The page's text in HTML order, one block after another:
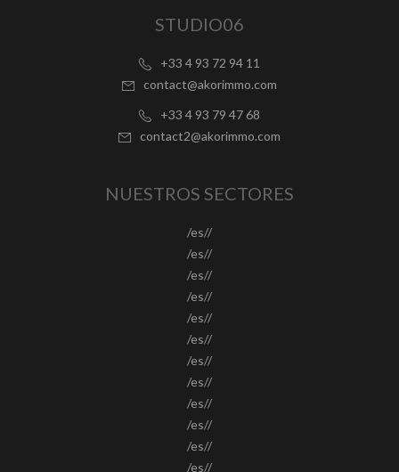
STUDIO06
+33 4 93 72 94 11
contact@akorimmo.com
+33 4 93 79 47 68
contact2@akorimmo.com
NUESTROS SECTORES
/es//
/es//
/es//
/es//
/es//
/es//
/es//
/es//
/es//
/es//
/es//
/es//